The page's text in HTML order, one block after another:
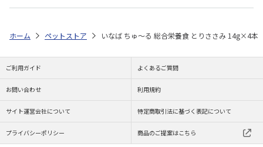
ホーム ペットストア いなば ちゅ～る 総合栄養食 とりささみ 14g×4本
ご利用ガイド よくあるご質問
お問い合わせ 利用規約
サイト運営会社について 特定商取引法に基づく表記について
プライバシーポリシー 商品のご提案はこちら